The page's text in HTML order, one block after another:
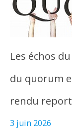
Les échos
du quorum
rendu
3 juin 2026